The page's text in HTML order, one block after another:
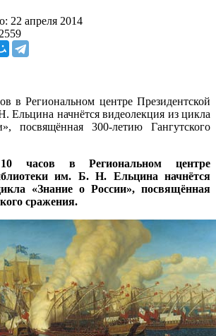
22 апреля 2014
в Региональном центре Президентской
Ельцина начнётся видеолекция из цикла
посвящённая 300-летию Гангутского
часов в Региональном центре
им. Б. Н. Ельцина начнётся
«Знание о России», посвящённая
сражения.